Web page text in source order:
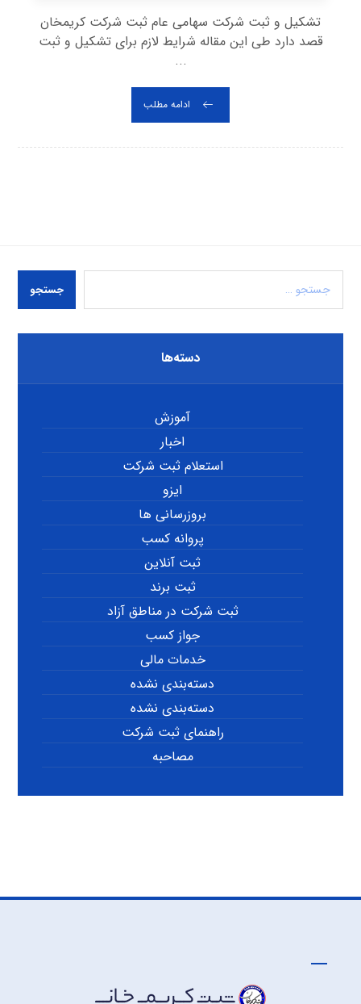
تشکیل و ثبت شرکت سهامی عام ثبت شرکت کریمخان
قصد دارد طی این مقاله شرایط لازم برای تشکیل و ثبت
...
ادامه مطلب
جستجو
دسته‌ها
آموزش
اخبار
استعلام ثبت شرکت
ایزو
بروزرسانی ها
پروانه کسب
ثبت آنلاین
ثبت برند
ثبت شرکت در مناطق آزاد
جواز کسب
خدمات مالی
دسته‌بندی نشده
دسته‌بندی نشده
راهنمای ثبت شرکت
مصاحبه